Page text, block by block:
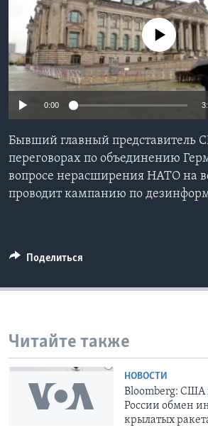
Learning English
СОЦИАЛЬНЫЕ СЕТИ
No media source
0:00
Бывший главный представитель
переговорах по объединению
вопросе нерасширения НАТО на
проводит кампанию по
Поделиться
Читайте также
НОВОСТИ
Bloomberg: США
России обмен
крылатых